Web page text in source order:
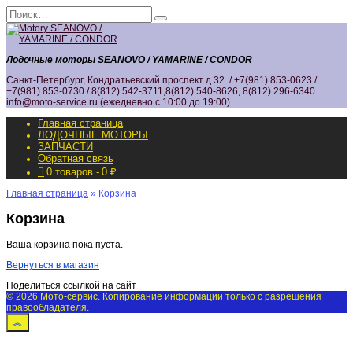
Перейти
к
содержанию
Search
for:
Лодочные моторы SEANOVO / YAMARINE / CONDOR
Санкт-Петербург, Кондратьевский проспект д.32. / +7(981) 853-0623 /
+7(981) 853-0730 / 8(812) 542-3711,8(812) 540-8626, 8(812) 296-6340
info@moto-service.ru (ежедневно с 10:00 до 19:00)
Главная страница
ЛОДОЧНЫЕ МОТОРЫ
ЗАПЧАСТИ
Обратная связь
0 товаров
0 ₽
Главная страница » Корзина
Корзина
Ваша корзина пока пуста.
Вернуться в магазин
Поделиться ссылкой на сайт
© 2026 Мото-сервис. Копирование информации только с разрешения
правообладателя.